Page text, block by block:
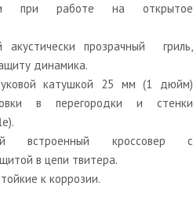
при работе на открытое
прозрачный гриль,
динамика.
катушкой 25 мм (1 дюйм)
в перегородки и стенки
кроссовер с
в цепи твитера.
к коррозии.